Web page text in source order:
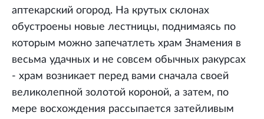
аптекарский огород. На крутых склонах
обустроены новые лестницы, поднимаясь по
которым можно запечатлеть храм Знамения в
весьма удачных и не совсем обычных ракурсах
- храм возникает перед вами сначала своей
великолепной золотой короной, а затем, по
мере восхождения рассыпается затейливым